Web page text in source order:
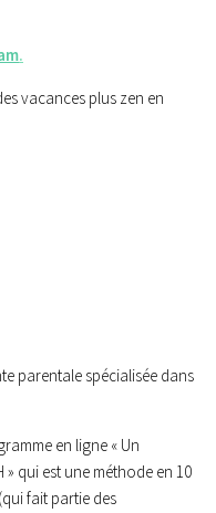
.
vacances plus zen en
parentale spécialisée dans
en ligne « Un
qui est une méthode en 10
fait partie des